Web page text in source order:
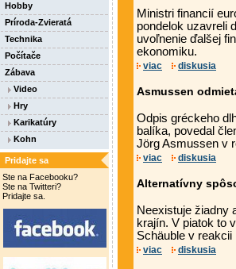
Hobby
Príroda-Zvieratá
Technika
Počítače
Zábava
Video
Hry
Karikatúry
Kohn
Pridajte sa
Ste na Facebooku?
Ste na Twitteri?
Pridajte sa.
Ministri financií
pondelok uzavreli
uvoľnenie ďalšej
ekonomiku.
viac diskusia
Asmussen
Odpis gréckeho
balíka, povedal
Jörg Asmussen v
viac diskusia
Alternatívny
Neexistuje žiadny
krajín. V piatok to
Schäuble v
viac diskusia